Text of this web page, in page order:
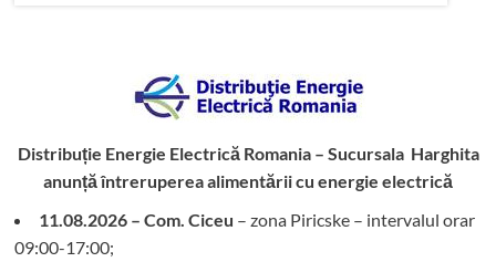
Distribuție Energie Electrică Romania – Sucursala Harghita
anunță întreruperea alimentării cu energie electrică
11.08.2026 – Com. Ciceu – zona Piricske – intervalul orar
09:00-17:00;